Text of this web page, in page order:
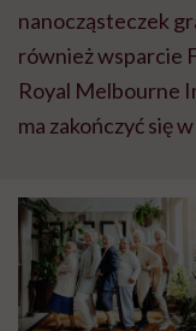
nanocząsteczek
również wsparcie
Royal Melbourne
ma zakończyć się